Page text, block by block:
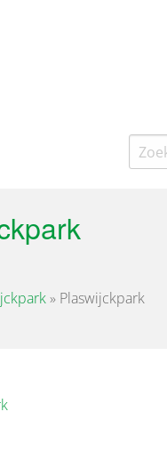
Zoeken
naar:
» Plaswijckpark